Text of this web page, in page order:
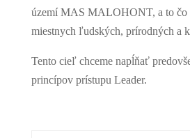
území MAS MALOHONT, a to čo
miestnych ľudských, prírodných a
Tento cieľ chceme napĺňať
princípov prístupu Leader.